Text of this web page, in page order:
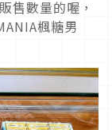
售數量的喔，
楓糖男